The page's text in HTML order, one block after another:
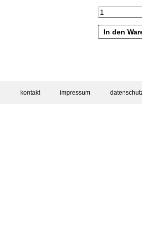
Menge
In den
kontakt impressum